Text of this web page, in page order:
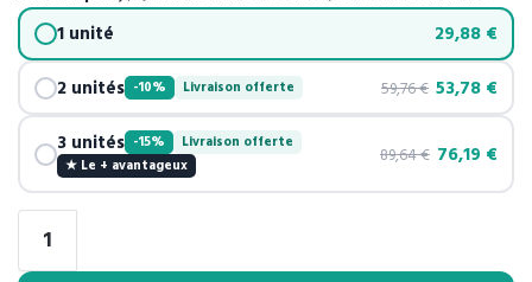
1 unité 29,88 €
2 unités -10% Livraison offerte 59,76€ 53,78 €
3 unités -15%
Livraison offerte
★ Le + avantageux
89,64€ 76,19 €